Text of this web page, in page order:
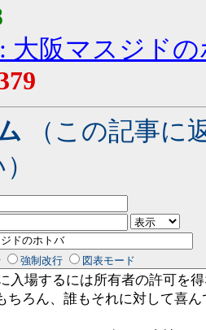
大阪マスジド
（この記事に
強制改行 図表モード